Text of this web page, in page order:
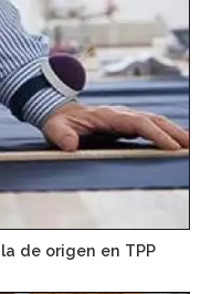
de origen en TPP